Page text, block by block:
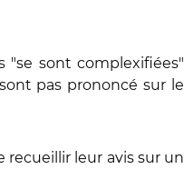
"se sont complexifiées"
pas prononcé sur le
recueillir leur avis sur un